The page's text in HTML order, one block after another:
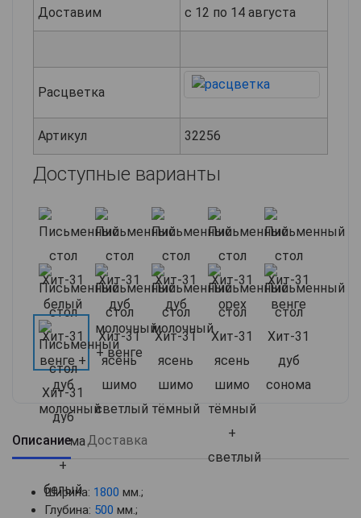
Доставим с 12 по 14 августа
Расцветка
Артикул 32256
Доступные варианты
Описание Доставка
Ширина: 1800 мм.;
Глубина: 500 мм.;